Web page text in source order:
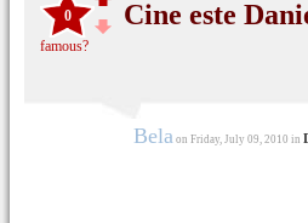
0
famous?
Cine este
Bela on Friday, July 09, 2010 in